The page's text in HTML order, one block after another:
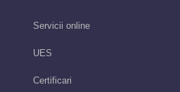
Servicii online
UES
Certificari